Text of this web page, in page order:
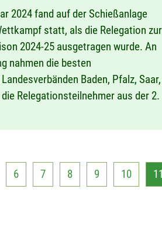
2024 fand auf der Schießanlage
statt, als die Relegation zur
2024-25 ausgetragen wurde. An
nahmen die besten
Baden, Pfalz, Saar,
Relegationsteilnehmer aus der 2.
6 7 8 9 10 11